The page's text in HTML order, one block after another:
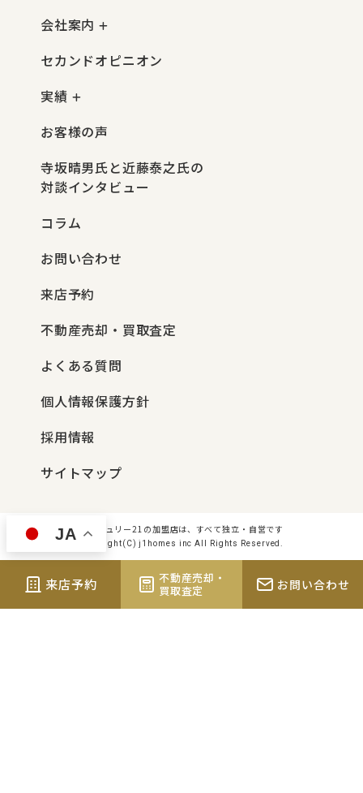
会社案内
セカンドオピニオン
実績
お客様の声
寺坂晴男氏と近藤泰之氏の
対談インタビュー
コラム
お問い合わせ
来店予約
不動産売却・買取査定
よくある質問
個人情報保護方針
採用情報
サイトマップ
センチュリー21の加盟店は、すべて独立・自営です
Copyright(C) j1homes inc All Rights Reserved.
来店予約
不動産売却・
買取査定
お問い合わせ
JA